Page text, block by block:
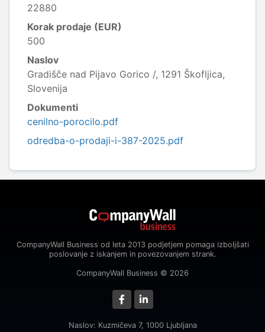
22880
Korak prodaje (EUR)
500
Naslov
Gradišče nad Pijavo Gorico /, 1291 Škofljica,
Slovenija
Dokumenti
cenilno-porocilo.pdf
odredba-o-prodaji-i-387-2025.pdf
CompanyWall Business od leta 2013 podjetjem pomaga izboljšati
poslovanje z iskanjem in povezovanjem strank.
CompanyWall Business © 2026
Naslov: Kuzmičeva 7, 1000 Ljubljana